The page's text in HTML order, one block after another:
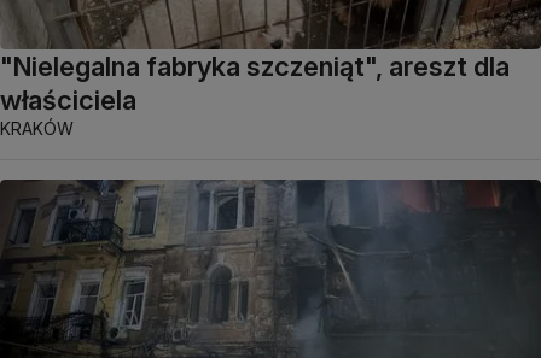
"Nielegalna fabryka szczeniąt", areszt dla
właściciela
KRAKÓW